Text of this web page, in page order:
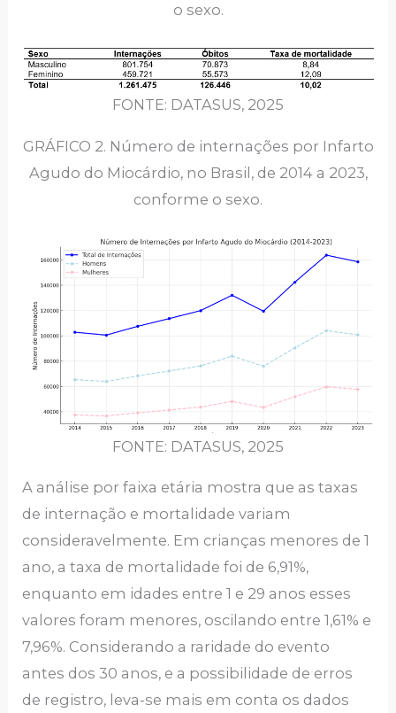
o sexo.
FONTE: DATASUS, 2025
GRÁFICO 2. Número de internações por Infarto
Agudo do Miocárdio, no Brasil, de 2014 a 2023,
conforme o sexo.
FONTE: DATASUS, 2025
A análise por faixa etária mostra que as taxas
de internação e mortalidade variam
consideravelmente. Em crianças menores de 1
ano, a taxa de mortalidade foi de 6,91%,
enquanto em idades entre 1 e 29 anos esses
valores foram menores, oscilando entre 1,61% e
7,96%. Considerando a raridade do evento
antes dos 30 anos, e a possibilidade de erros
de registro, leva-se mais em conta os dados